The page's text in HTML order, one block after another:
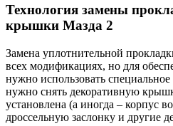
Технология замены
крышки Мазда 2
Замена уплотнительной
всех модификациях, но для
нужно использовать
нужно снять декоративную
установлена (а иногда – корпус
дроссельную заслонку и другие